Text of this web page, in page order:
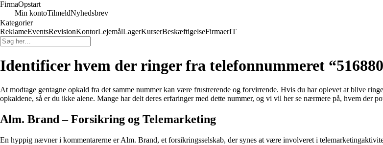
FirmaOpstart
Min kontoTilmeldNyhedsbrev
Kategorier
ReklameEventsRevisionKontorLejemålLagerKurserBeskæftigelseFirmaerIT
Identificer hvem der ringer fra telefonnummeret
At modtage gentagne opkald fra det samme nummer kan være frustrerende og forvirrende. Hvis du har oplevet at blive
opkaldene, så er du ikke alene. Mange har delt deres erfaringer med dette nummer, og vi vil her se nærmere på, hvem der
Alm. Brand – Forsikring og Telemarketing
En hyppig nævner i kommentarerne er Alm. Brand, et forsikringsselskab, der synes at være involveret i